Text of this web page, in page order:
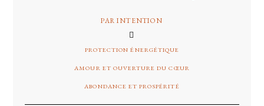
PAR INTENTION
PROTECTION ÉNERGÉTIQUE
AMOUR ET OUVERTURE DU CŒUR
ABONDANCE ET PROSPÉRITÉ